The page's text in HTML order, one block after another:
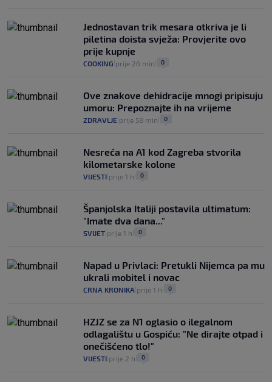
Jednostavan trik mesara otkriva je li
piletina doista svježa: Provjerite ovo
prije kupnje
COOKING prije 26 min 0
Ove znakove dehidracije mnogi pripisuju
umoru: Prepoznajte ih na vrijeme
ZDRAVLJE prije 58 min 0
Nesreća na A1 kod Zagreba stvorila
kilometarske kolone
VIJESTI prije 1 h 0
Španjolska Italiji postavila ultimatum:
"Imate dva dana..."
SVIJET prije 1 h 0
Napad u Privlaci: Pretukli Nijemca pa mu
ukrali mobitel i novac
CRNA KRONIKA prije 1 h 0
HZJZ se za N1 oglasio o ilegalnom
odlagalištu u Gospiću: "Ne dirajte otpad i
onečišćeno tlo!"
VIJESTI prije 2 h 0